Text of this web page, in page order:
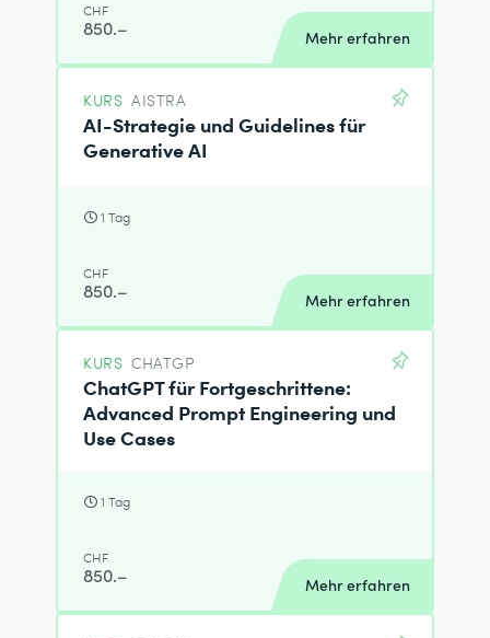
CHF
850.– Mehr erfahren
KURS AISTRA
AI-Strategie und Guidelines für
Generative AI
1 Tag
CHF
850.– Mehr erfahren
KURS CHATGP
ChatGPT für Fortgeschrittene:
Advanced Prompt Engineering und
Use Cases
1 Tag
CHF
850.– Mehr erfahren